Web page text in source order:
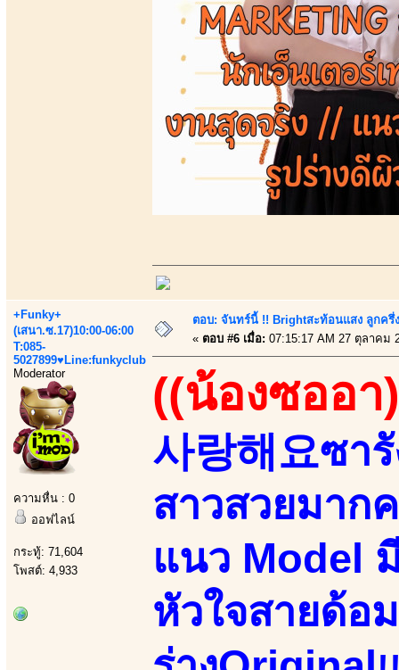
+Funky+
(เสนา.ซ.17)10:00-06:00
T:085-
5027899♥Line:funkyclub
Moderator
ความหื่น : 0
ออฟไลน์
กระทู้: 71,604
โพสต์: 4,933
ตอบ: จันทร์นี้ !! Brightสะท้อนแสง ลูกครึ่
« ตอบ #6 เมื่อ: 07:15:17 AM 27 ตุลาคม
((น้องซออา
사랑해요ซา
สาวสวยมาก
แนว Model
หัวใจสายด้อ